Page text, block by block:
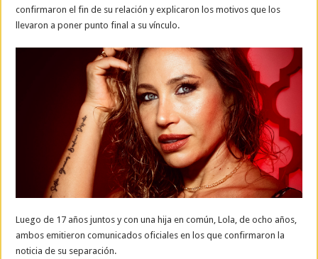
confirmaron el fin de su relación y explicaron los motivos que los
llevaron a poner punto final a su vínculo.
Luego de 17 años juntos y con una hija en común, Lola, de ocho años,
ambos emitieron comunicados oficiales en los que confirmaron la
noticia de su separación.